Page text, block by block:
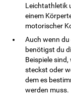
Leichtathletik
einem
motorischer
Auch wenn du
benötigst du
Beispiele
steckst oder
dem es
werden muss.